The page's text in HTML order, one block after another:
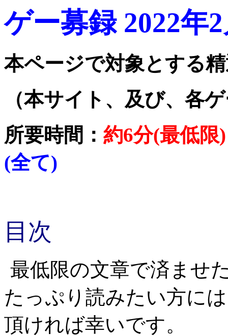
ゲー募録 2022年
本ページで対象とす
（本サイト、及び、各
所要時間： 約6分(最低限)
(全て)
目次
最低限の文章で済ませ
たっぷり読みたい方に
頂ければ幸いです。